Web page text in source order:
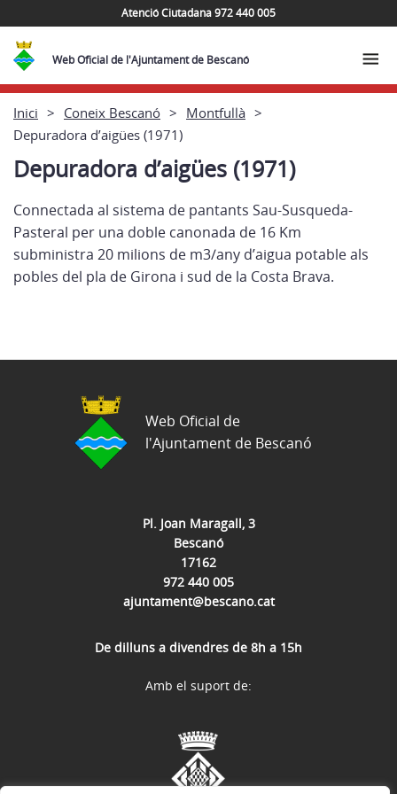
Atenció Ciutadana 972 440 005
Web Oficial de l'Ajuntament de Bescanó
Inici Coneix Bescanó
Montfullà
Depuradora d’aigües (1971)
Depuradora d’aigües (1971)
Connectada al sistema de pantants Sau-Susqueda-
Pasteral per una doble canonada de 16 Km
subministra 20 milions de m3/any d’aigua potable als
pobles del pla de Girona i sud de la Costa Brava.
Pl. Joan Maragall, 3
Bescanó
17162
972 440 005
ajuntament@bescano.cat
De dilluns a divendres de 8h a 15h
Web Oficial de
l'Ajuntament de Bescanó
Amb el suport de: